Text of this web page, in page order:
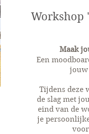
Workshop
Maak
Een
jouw
Tijdens deze
de slag met
eind van de
je